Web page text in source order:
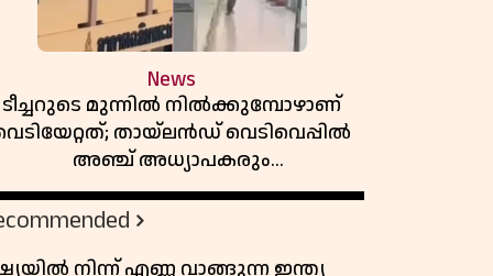
News
ടീച്ചറുടെ മുന്നിൽ നിൽക്കുമ്പോഴാണ്
തായ്‌ലൻഡ് വെടിവെപ്പിൽ
അഞ്ച് അധ്യാപകരും
മുത്തശ്ശീമുത്തശ്ശന്മാരും കൊല്ലപ്പെട്ടു,
മരണസംഖ്യ 7; ഞെട്ടിക്കുന്ന
നിന്ന് എണ്ണ വാങ്ങുന്ന ഇന്ത്യ